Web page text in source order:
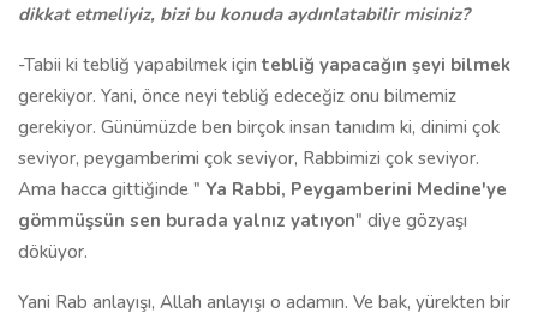
dikkat etmeliyiz, bizi bu konuda aydınlatabilir misiniz?
-Tabii ki tebliğ yapabilmek için tebliğ yapacağın şeyi bilmek
gerekiyor. Yani, önce neyi tebliğ edeceğiz onu bilmemiz
gerekiyor. Günümüzde ben birçok insan tanıdım ki, dinimi çok
seviyor, peygamberimi çok seviyor, Rabbimizi çok seviyor.
Ama hacca gittiğinde " Ya Rabbi, Peygamberini Medine'ye
gömmüşsün sen burada yalnız yatıyon" diye gözyaşı
döküyor.
Yani Rab anlayışı, Allah anlayışı o adamın. Ve bak, yürekten bir